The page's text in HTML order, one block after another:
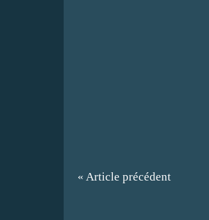
« Article précédent